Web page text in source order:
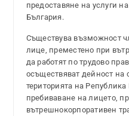
предоставяне на услуги
България.
Съществува възможност
лице, преместено при
да работят по трудово
осъществяват дейност на
територията на
пребиваване на лицето,
вътрешнокорпоративен